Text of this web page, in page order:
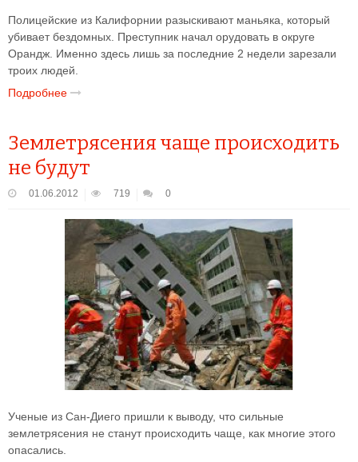
Полицейские из Калифорнии разыскивают маньяка, который
убивает бездомных. Преступник начал орудовать в округе
Орандж. Именно здесь лишь за последние 2 недели зарезали
троих людей.
Подробнее
Землетрясения чаще происходить
не будут
01.06.2012 719 0
Ученые из Сан-Диего пришли к выводу, что сильные
землетрясения не станут происходить чаще, как многие этого
опасались.